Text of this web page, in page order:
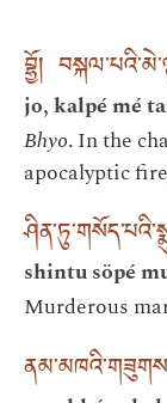
བྷྱོ།
jo, kalpé mé
Bhyo. In the
apocalyptic
shintu söpé
Murderous